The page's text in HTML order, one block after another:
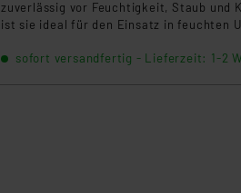
zuverlässig vor Feuchtigkeit, Staub und
ist sie ideal für den Einsatz in feuchten
– perfekt für Gartenbeleuchtung,
sofort versandfertig - Lieferzeit: 1-2